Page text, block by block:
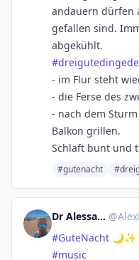
andauern dürfen
gefallen sind.
abgekühlt.
#
- im Flur steht
- die Ferse des
- nach dem
Balkon grillen.
Schlaft bunt und
#gutenacht
Dr Alessandro 🩺🚼 @
#GuteNacht
#music